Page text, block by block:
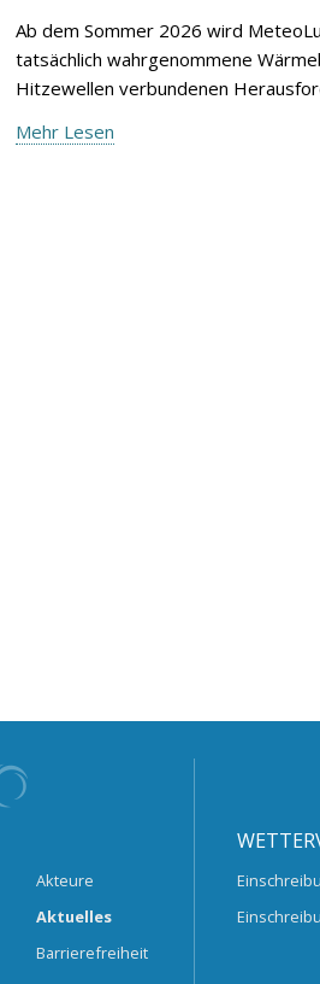
Ab dem Sommer 2026 wird
tatsächlich wahrgenommene
Hitzewellen verbundenen
Mehr Lesen
Akteure
Aktuelles
Barrierefreiheit